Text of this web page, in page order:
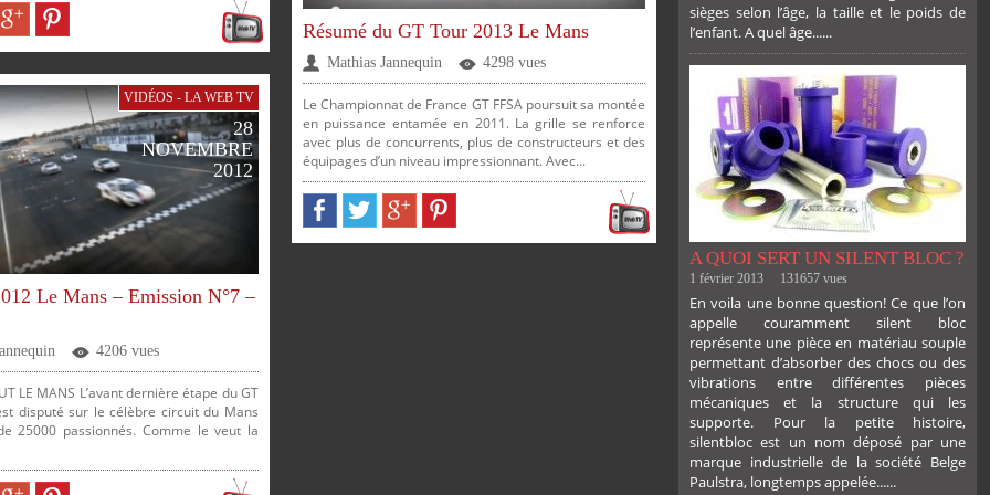
PARTAGER
Résumé du GT Tour 2013 Le Mans
Mathias Jannequin 4298 vues
Le Championnat de France GT FFSA poursuit sa montée
en puissance entamée en 2011. La grille se renforce
avec plus de concurrents, plus de constructeurs et des
équipages d’un niveau impressionnant. Avec...
VIDÉOS - LA WEB TV
28
NOVEMBRE
2012
Le Mans – Emission N°7 –
4206 vues
LE MANS L’avant dernière étape du GT
disputé sur le célèbre circuit du Mans
25000 passionnés. Comme le veut la
sièges selon l’âge, la taille et le poids de
l’enfant. A quel âge......
A QUOI SERT UN SILENT BLOC ?
1 février 2013 131657 vues
En voila une bonne question! Ce que l’on
appelle couramment silent bloc
représente une pièce en matériau souple
permettant d’absorber des chocs ou des
vibrations entre différentes pièces
mécaniques et la structure qui les
supporte. Pour la petite histoire,
silentbloc est un nom déposé par une
marque industrielle de la société Belge
Paulstra, longtemps appelée......